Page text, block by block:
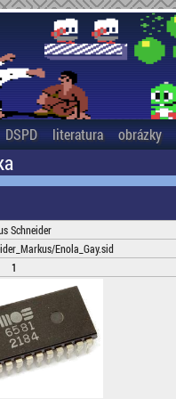
DSPD literatura obrázky
Schneider
Enola_Gay.sid
1